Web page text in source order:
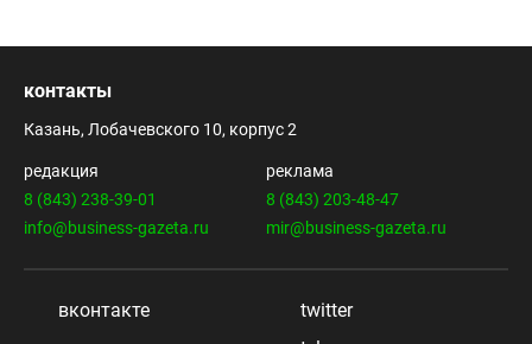
контакты
Казань, Лобачевского 10, корпус 2
редакция
8 (843) 238-39-01
info@business-gazeta.ru
реклама
8 (843) 203-48-47
mir@business-gazeta.ru
вконтакте
twitter